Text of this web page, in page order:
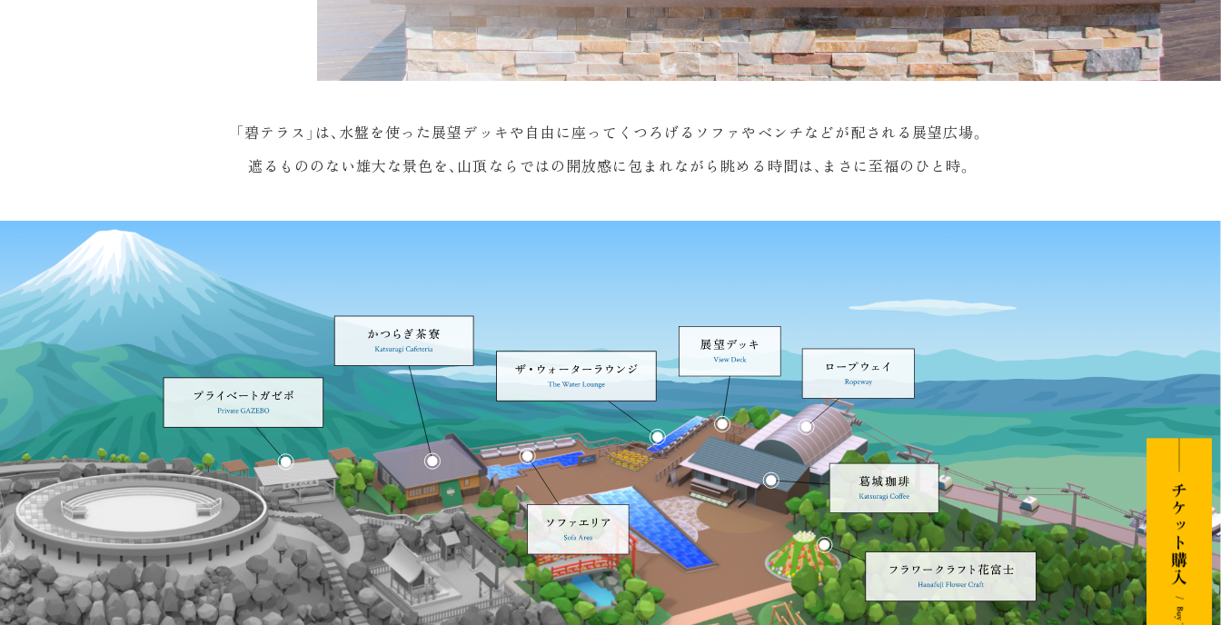
「碧テラス」は、水盤を使った展望デッキや自由に座ってくつろげるソファやベンチなどが配される展望広場。
遮るもののない雄大な景色を、山頂ならではの開放感に包まれながら眺める時間は、まさに至福のひと時。